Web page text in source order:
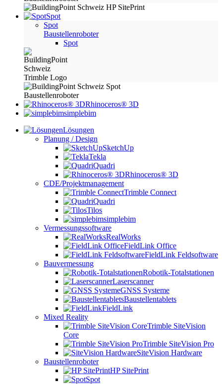
Spot
Spot
Baustellenroboter
Spot
Rhinoceros® 3D
simplebim
Lösungen
Planung / Design
SketchUp
Tekla
Quadri
Rhinoceros® 3D
CDE/Projektmanagement
Trimble Connect
Quadri
Tilos
simplebim
Vermessungssoftware
RealWorks
FieldLink Office
FieldLink Feldsoftware
Bauvermessung
Robotik-Totalstationen
Laserscanner
GNSS Systeme
Baustellentablets
FieldLink
Mixed Reality
Trimble SiteVision
Core
Trimble SiteVision Pro
SiteVision Hardware
Baustellenroboter
HP SitePrint
Spot